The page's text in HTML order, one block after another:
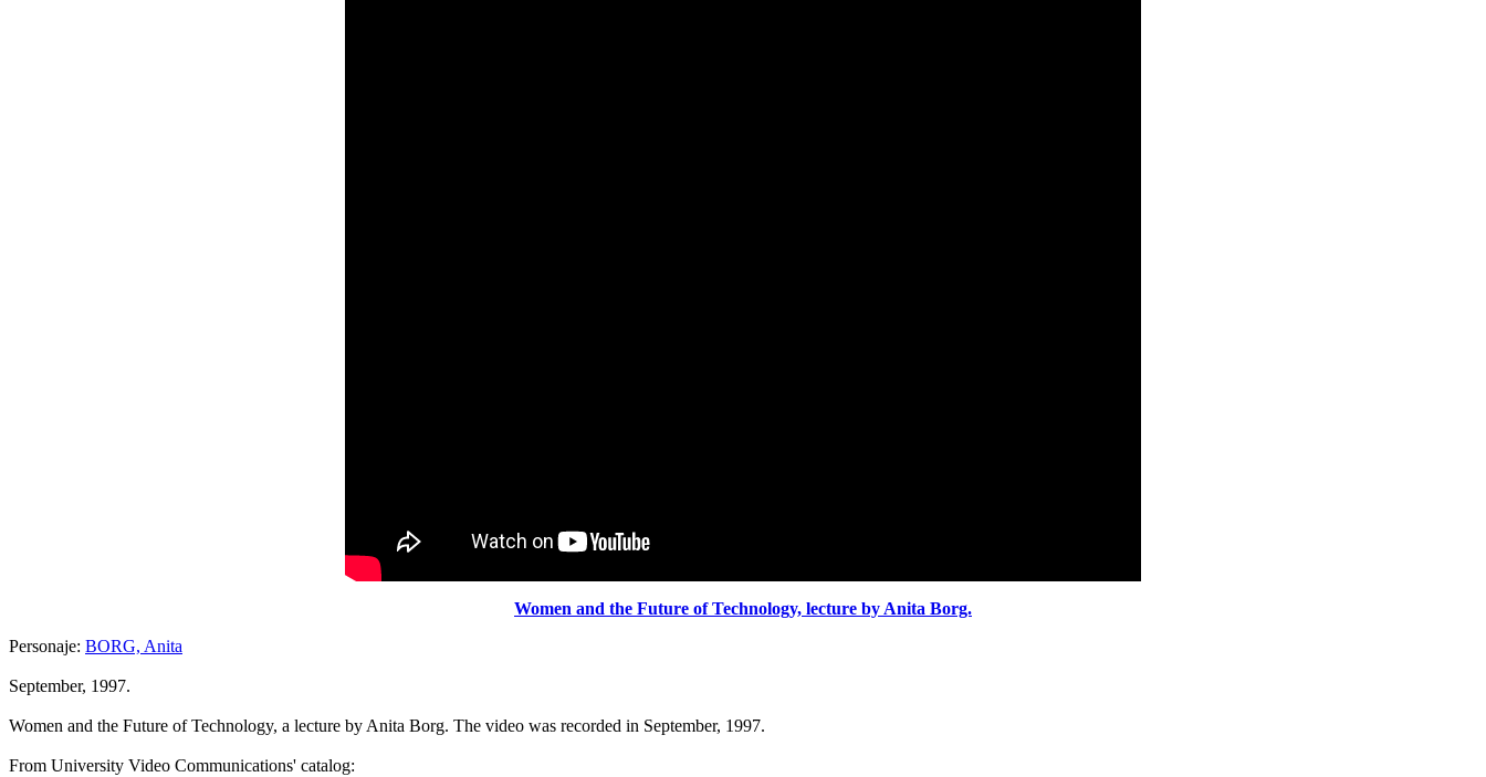
Women and the Future of Technology, lecture by Anita Borg.
Personaje: BORG, Anita
September, 1997.
Women and the Future of Technology, a lecture by Anita Borg. The video was recorded in September, 1997.
From University Video Communications' catalog: